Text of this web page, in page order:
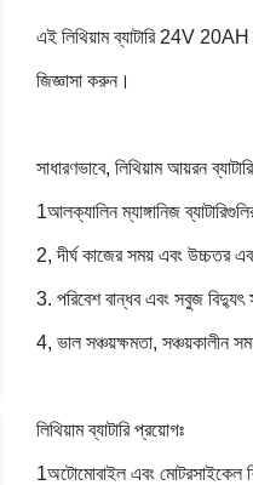
এই লিথিয়াম ব্যাটারি 24V 20AH
জিজ্ঞাসা করুন।
সাধারণভাবে, লিথিয়াম আয়রন
1আলক্যালিন ম্যাঙ্গানিজ
2, দীর্ঘ কাজের সময় এবং উচ্চতর
3. পরিবেশ বান্ধব এবং সবুজ বিদ্যুৎ
4, ভাল সঞ্চয়ক্ষমতা, সঞ্চয়কালীন
লিথিয়াম ব্যাটারি প্রয়োগঃ
1অটোমোবাইল এবং মোটরসাইকেল